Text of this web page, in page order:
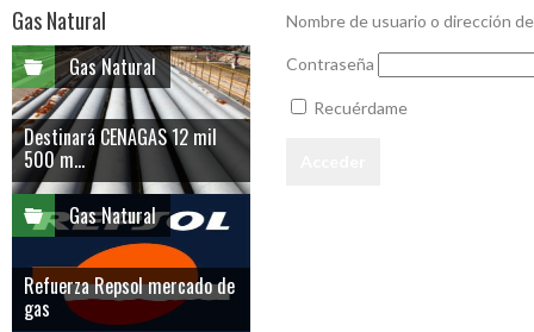
Nombre de usuario o dirección
Contraseña
Recuérdame
Gas Natural
Gas Natural
Destinará CENAGAS 12 mil
500 m...
Gas Natural
Refuerza Repsol mercado de
gas